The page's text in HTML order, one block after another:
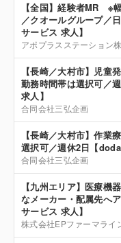
【全国】経験者MR ※
／クオールグループ／
サービス 求人】
アポプラスステーション
【長崎／大村市】児童
勤務時間帯は選択可／
求人】
合同会社三弘企画
【長崎／大村市】作業
選択可／週休2日【
合同会社三弘企画
【九州エリア】医療
なメーカー・配属先へ
サービス 求人】
株式会社EPファーマライ